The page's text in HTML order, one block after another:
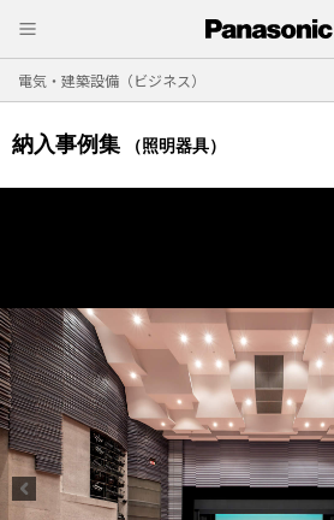
電気・建築設備（ビジネス）
納入事例集 （照明器具）